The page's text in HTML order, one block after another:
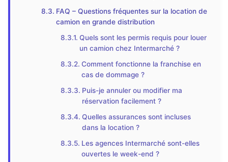
FAQ – Questions fréquentes sur la location de
camion en grande distribution
Quels sont les permis requis pour louer
un camion chez Intermarché ?
Comment fonctionne la franchise en
cas de dommage ?
Puis-je annuler ou modifier ma
réservation facilement ?
Quelles assurances sont incluses
dans la location ?
Les agences Intermarché sont-elles
ouvertes le week-end ?